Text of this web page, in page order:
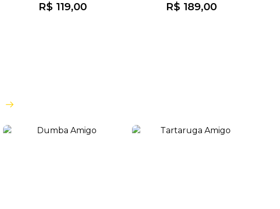
R$ 119,00 R$ 189,00